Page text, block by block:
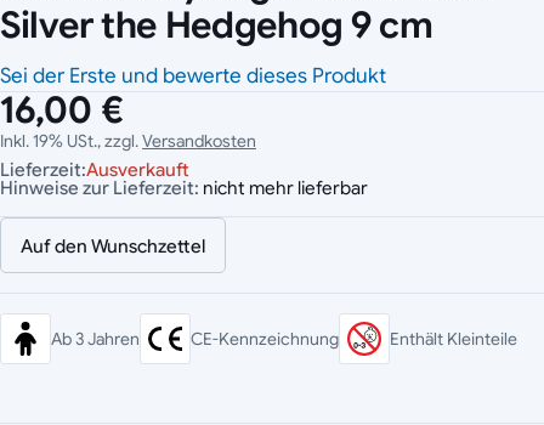
Silver the Hedgehog 9 cm
Sei der Erste und bewerte dieses Produkt
16,00 €
Inkl. 19% USt., zzgl.Versandkosten
Lieferzeit:Ausverkauft
Hinweise zur Lieferzeit: nicht mehr lieferbar
Auf den Wunschzettel
Ab 3 Jahren CE-Kennzeichnung Enthält Kleinteile